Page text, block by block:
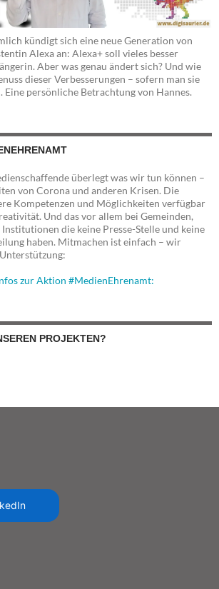
kündigt sich eine neue Generation von
Alexa an: Alexa+ soll vieles besser
Aber was genau ändert sich? Und wie
dieser Verbesserungen – sofern man sie
Eine persönliche Betrachtung von Hannes.
überlegt was wir tun können –
von Corona und anderen Krisen. Die
Kompetenzen und Möglichkeiten verfügbar
Und das vor allem bei Gemeinden,
die keine Presse-Stelle und keine
haben. Mitmachen ist einfach – wir
zur Aktion #MedienEhrenamt:
PROJEKTEN?